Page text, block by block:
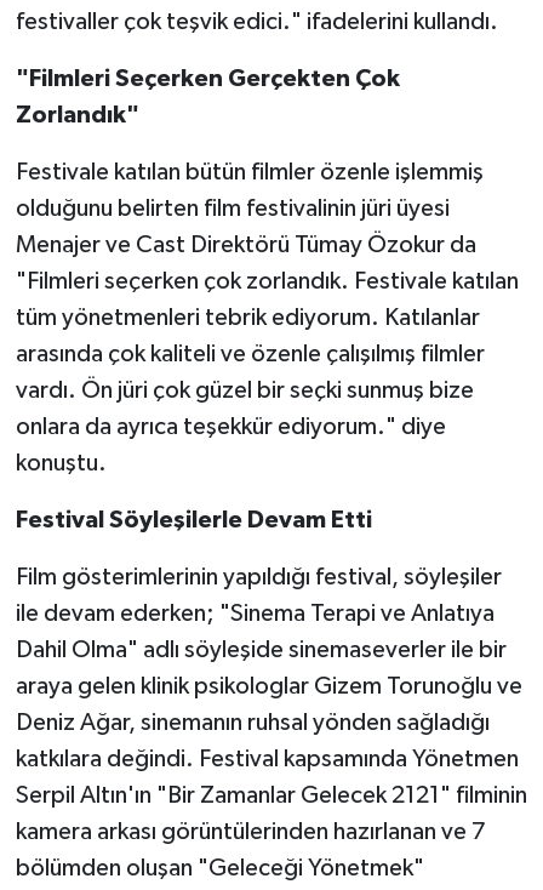
festivaller çok teşvik edici." ifadelerini kullandı.
"Filmleri Seçerken Gerçekten Çok
Zorlandık"
Festivale katılan bütün filmler özenle işlemmiş
olduğunu belirten film festivalinin jüri üyesi
Menajer ve Cast Direktörü Tümay Özokur da
"Filmleri seçerken çok zorlandık. Festivale katılan
tüm yönetmenleri tebrik ediyorum. Katılanlar
arasında çok kaliteli ve özenle çalışılmış filmler
vardı. Ön jüri çok güzel bir seçki sunmuş bize
onlara da ayrıca teşekkür ediyorum." diye
konuştu.
Festival Söyleşilerle Devam Etti
Film gösterimlerinin yapıldığı festival, söyleşiler
ile devam ederken; "Sinema Terapi ve Anlatıya
Dahil Olma" adlı söyleşide sinemaseverler ile bir
araya gelen klinik psikologlar Gizem Torunoğlu ve
Deniz Ağar, sinemanın ruhsal yönden sağladığı
katkılara değindi. Festival kapsamında Yönetmen
Serpil Altın'ın "Bir Zamanlar Gelecek 2121" filminin
kamera arkası görüntülerinden hazırlanan ve 7
bölümden oluşan "Geleceği Yönetmek"